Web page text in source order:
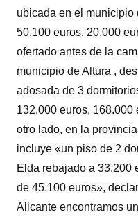
ubicada en el municipio
50.100 euros, 20.000
ofertado antes de la
municipio de Altura ,
adosada de 3
132.000 euros, 168.000
otro lado, en la
incluye «un piso de 2
Elda rebajado a 33.200
de 45.100 euros»,
Alicante encontramos